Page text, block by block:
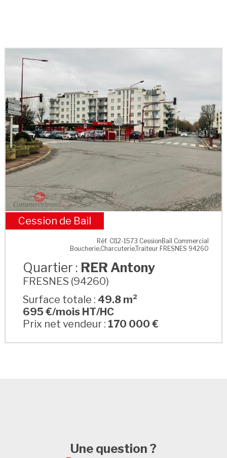
RER Antony
Cession de Bail
Réf. CI12-1573 CessionBail Commercial
Boucherie,Charcuterie,Traiteur FRESNES 94260
Quartier : RER Antony
FRESNES (94260)
Surface totale : 49.8 m²
695 €/mois HT/HC
Prix net vendeur : 170 000 €
Une question ?